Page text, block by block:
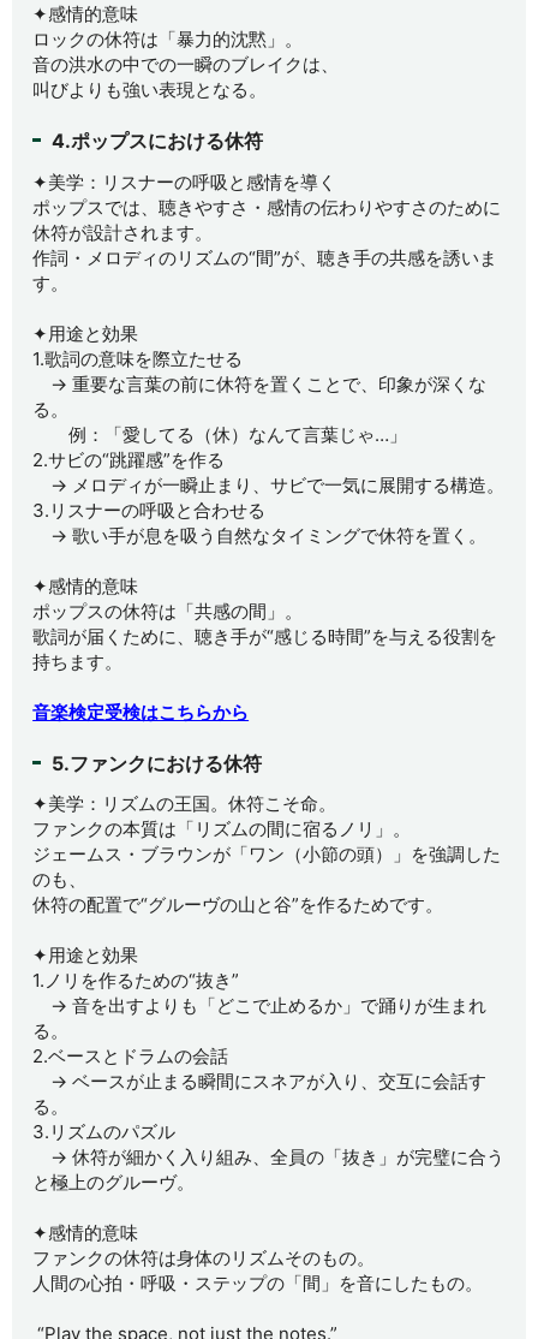
✦感情的意味
ロックの休符は「暴力的沈黙」。
音の洪水の中での一瞬のブレイクは、
叫びよりも強い表現となる。
4.ポップスにおける休符
✦美学：リスナーの呼吸と感情を導く
ポップスでは、聴きやすさ・感情の伝わりやすさのために
休符が設計されます。
作詞・メロディのリズムの“間”が、聴き手の共感を誘いま
す。
✦用途と効果
1.歌詞の意味を際立たせる
→ 重要な言葉の前に休符を置くことで、印象が深くな
る。
例：「愛してる（休）なんて言葉じゃ…」
2.サビの“跳躍感”を作る
→ メロディが一瞬止まり、サビで一気に展開する構造。
3.リスナーの呼吸と合わせる
→ 歌い手が息を吸う自然なタイミングで休符を置く。
✦感情的意味
ポップスの休符は「共感の間」。
歌詞が届くために、聴き手が“感じる時間”を与える役割を
持ちます。
音楽検定受検はこちらから
5.ファンクにおける休符
✦美学：リズムの王国。休符こそ命。
ファンクの本質は「リズムの間に宿るノリ」。
ジェームス・ブラウンが「ワン（小節の頭）」を強調した
のも、
休符の配置で“グルーヴの山と谷”を作るためです。
✦用途と効果
1.ノリを作るための“抜き”
→ 音を出すよりも「どこで止めるか」で踊りが生まれ
る。
2.ベースとドラムの会話
→ ベースが止まる瞬間にスネアが入り、交互に会話す
る。
3.リズムのパズル
→ 休符が細かく入り組み、全員の「抜き」が完璧に合う
と極上のグルーヴ。
✦感情的意味
ファンクの休符は身体のリズムそのもの。
人間の心拍・呼吸・ステップの「間」を音にしたもの。
“Play the space, not just the notes.”